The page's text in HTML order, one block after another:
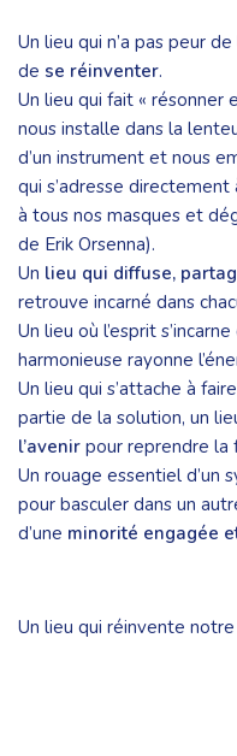
Un lieu qui n’a pas peur
de se réinventer.
Un lieu qui fait « résonner
nous installe dans la
d’un instrument et nous
qui s’adresse
à tous nos masques et
de Erik Orsenna).
Un lieu qui diffuse,
retrouve incarné dans
Un lieu où l’esprit
harmonieuse rayonne
Un lieu qui s’attache à
partie de la solution, un
l’avenir pour reprendre la
Un rouage essentiel d’un
pour basculer dans un
d’une minorité engagée
Un lieu qui réinvente notre